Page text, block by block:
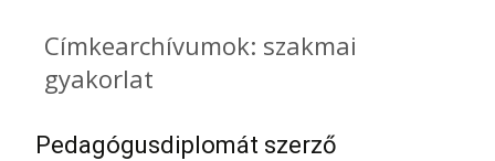
Címkearchívumok: szakmai
gyakorlat
Pedagógusdiplomát szerző